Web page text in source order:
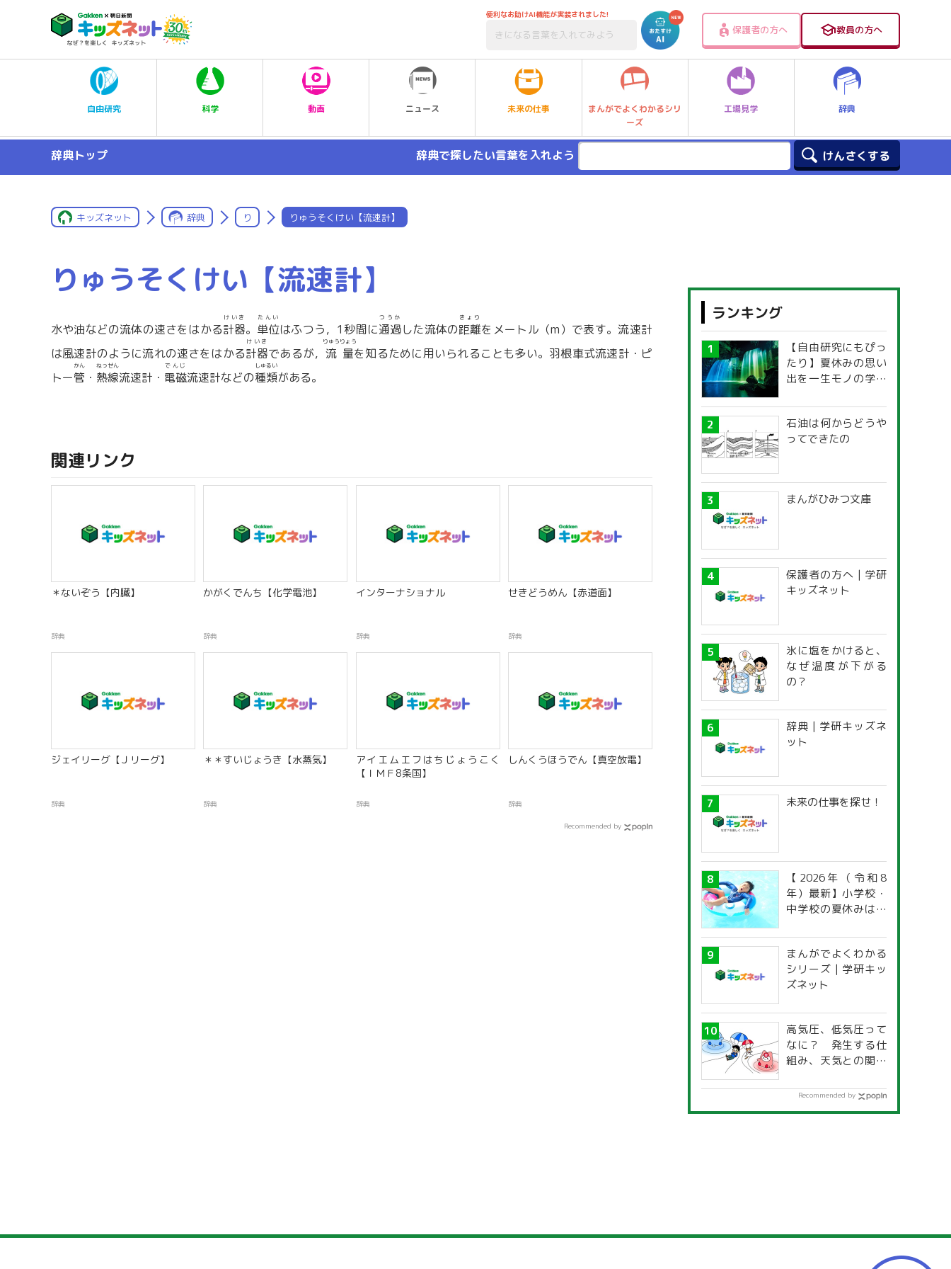
便利なお助けAI機能が実装されました!
保護者の方へ 教員の方へ
自由研究 科学 動画 ニュース 未来の仕事
まんがでよくわかるシリ
ーズ
工場見学 辞典
辞典トップ 辞典で探したい言葉を入れよう
キッズネット 辞典 り りゅうそくけい【流速計】
りゅうそくけい【流速計】
水や油などの流体の速さをはかる計器
けいき
。 単位
たんい
はふつう，1秒間に通過
つうか
した流体の距離
きょり
をメートル（m）で表す。流速計
は風速計のように流れの速さをはかる計器
けいき
であるが， 流量
りゅうりょう
を知るために用いられることも多い。羽根車式流速計・ピ
トー管
かん
・ 熱線
ねっせん
流速計・ 電磁
でんじ
流速計などの種類
しゅるい
がある。
関連リンク
＊ないぞう【内臓】
辞典
かがくでんち【化学電池】
辞典
インターナショナル
辞典
せきどうめん【赤道面】
辞典
ジェイリーグ【Ｊリーグ】
辞典
＊＊すいじょうき【水蒸気】
辞典
アイエムエフはちじょうこく
【ＩＭＦ8条国】
辞典
しんくうほうでん【真空放電】
辞典
Recommended by
ランキング
【自由研究にもぴっ
たり】夏休みの思い
出を一生モノの学び
探究ガイド
石油は何からどうや
ってできたの
まんがひみつ文庫
保護者の方へ | 学研
キッズネット
氷に塩をかけると、
なぜ温度が下がる
の？
辞典 | 学研キッズネ
ット
未来の仕事を探せ！
【2026年（令和8
年）最新】小学校・
中学校の夏休みはい
道府県別「夏季休暇
一覧」
まんがでよくわかる
シリーズ | 学研キッ
ズネット
高気圧、低気圧って
なに？ 発生する仕
組み、天気との関係
Recommended by